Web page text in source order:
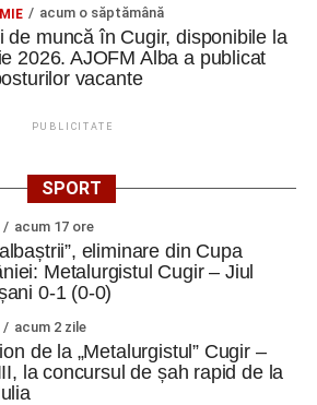
acum o săptămână
de muncă în Cugir, disponibile la
2026. AJOFM Alba a publicat
vacante
PUBLICITATE
SPORT
acum 17 ore
eliminare din Cupa
Metalurgistul Cugir – Jiul
0-1 (0-0)
acum 2 zile
de la „Metalurgistul” Cugir –
la concursul de șah rapid de la